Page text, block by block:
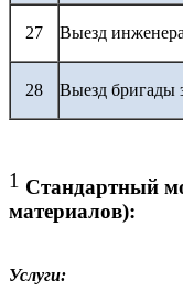
27 Выезд
28 Выезд бригады
1 Стандартный
материалов):
Услуги: